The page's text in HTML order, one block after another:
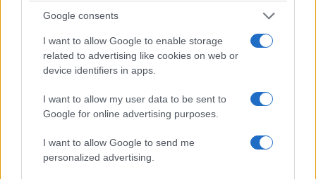
Google consents
I want to allow Google to enable storage
related to advertising like cookies on web or
device identifiers in apps.
I want to allow my user data to be sent to
Google for online advertising purposes.
I want to allow Google to send me
personalized advertising.
ΑΝΗΚΕΙ ΣΤΗΝ ΚΑΤΗΓΟΡΙΑ:
ΕΠΙΣΗΜΑΣΜΕΝΟ ΜΕ: "ΤΑ ΝΕΑ" , ΔΑΝΕΙΑ ΜΜΕ
ΝΙΚΟΣ
ΠΑΠΠΑΣ , ΤΗΛΕΟΠΤΙΚΕΣ ΑΔΕΙΕΣ , ΧΡΗΣΤΟΣ ΣΠΙΡΤΖΗΣ